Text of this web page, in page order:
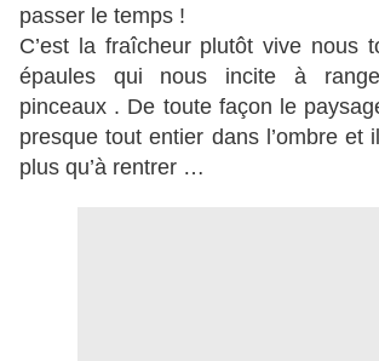
passer le temps !
C’est la fraîcheur plutôt vive nous
épaules qui nous incite à
pinceaux . De toute façon le
presque tout entier dans l’ombre et
plus qu’à rentrer …